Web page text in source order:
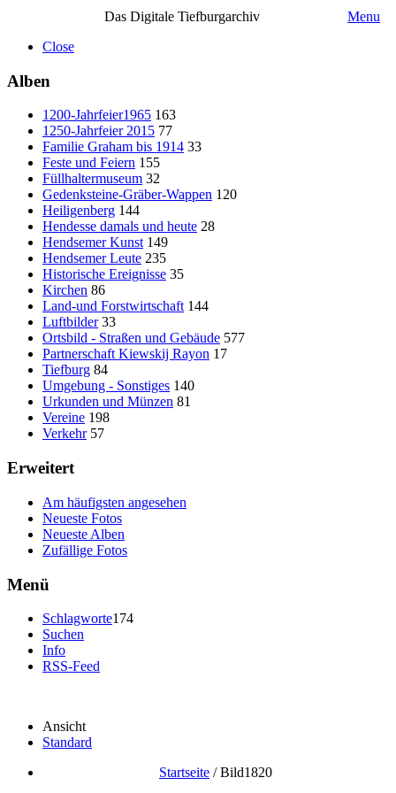
Das Digitale Tiefburgarchiv
Menu
Close
Alben
1200-Jahrfeier1965 163
1250-Jahrfeier 2015 77
Familie Graham bis 1914 33
Feste und Feiern 155
Füllhaltermuseum 32
Gedenksteine-Gräber-Wappen 120
Heiligenberg 144
Hendesse damals und heute 28
Hendsemer Kunst 149
Hendsemer Leute 235
Historische Ereignisse 35
Kirchen 86
Land-und Forstwirtschaft 144
Luftbilder 33
Ortsbild - Straßen und Gebäude 577
Partnerschaft Kiewskij Rayon 17
Tiefburg 84
Umgebung - Sonstiges 140
Urkunden und Münzen 81
Vereine 198
Verkehr 57
Erweitert
Am häufigsten angesehen
Neueste Fotos
Neueste Alben
Zufällige Fotos
Menü
Schlagworte174
Suchen
Info
RSS-Feed
Ansicht
Standard
Startseite /Bild1820